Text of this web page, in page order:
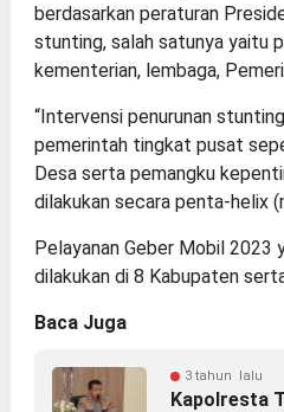
berdasarkan peraturan
stunting, salah satunya yaitu
kementerian, lembaga,
“Intervensi penurunan
pemerintah tingkat pusat
Desa serta pemangku
dilakukan secara penta-helix
Pelayanan Geber Mobil 2023
dilakukan di 8 Kabupaten
Baca Juga
3 tahun lalu
Kapolresta